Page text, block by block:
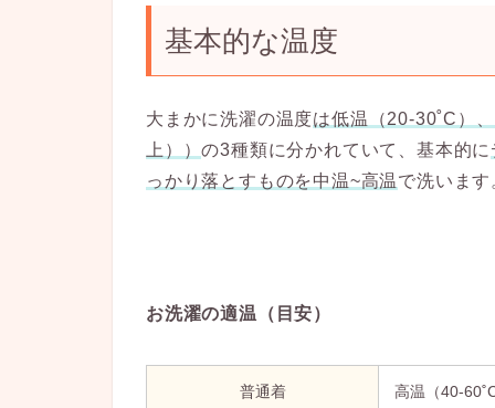
基本的な温度
大まかに洗濯の温度は低温（20-30˚C）
上））の3種類に分かれていて、基本的に
っかり落とすものを中温~高温で洗います
お洗濯の適温（目安）
普通着 高温（40-